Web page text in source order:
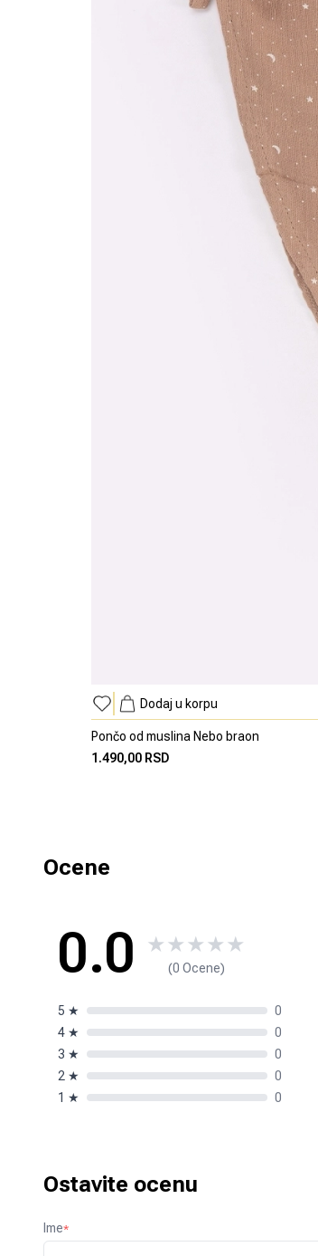
Dodaj u korpu
Pončo od muslina Nebo braon
1.490,00 RSD
Ocene
0.0 ★★★★★
(0 Ocene)
5 ★
0
4 ★
0
3 ★
0
2 ★
0
1 ★ 0
Ostavite ocenu
Ime*